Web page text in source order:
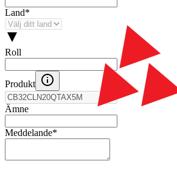
Land*
Roll
Produkt
Ämne
Meddelande*